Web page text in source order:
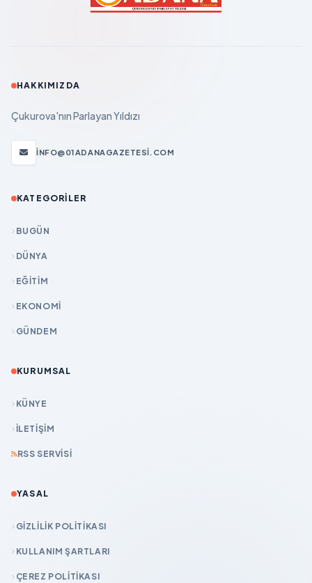
HAKKIMIZDA
Çukurova'nın Parlayan Yıldızı
INFO@01ADANAGAZETESI.COM
KATEGORILER
BUGÜN
DÜNYA
EĞİTİM
EKONOMİ
GÜNDEM
KURUMSAL
KÜNYE
İLETIŞIM
RSS SERVISI
YASAL
GIZLILIK POLITIKASI
KULLANIM ŞARTLARI
ÇEREZ POLITIKASI